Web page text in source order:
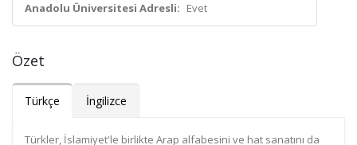
Anadolu Üniversitesi Adresli: Evet
Özet
Türkçe İngilizce
Türkler, İslamiyet'le birlikte Arap alfabesini ve hat sanatını da